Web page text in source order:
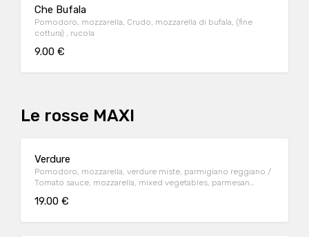
Che Bufala
Pomodoro, mozzarella, Crudo, mozzarella di bufala, (fine
cottura) , rucola
9.00 €
Le rosse MAXI
Verdure
Pomodoro, mozzarella, verdure miste, parmigiano reggiano /
Tomato sauce, mozzarella, mixed vegetables, parmesan
19.00 €